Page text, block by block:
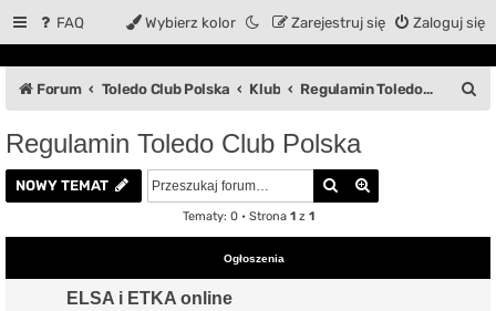
FAQ Zaloguj się
Zarejestruj się
Wybierz kolor
Forum Toledo Club Polska Klub Regulamin Toledo Club Polska
Regulamin Toledo Club Polska
NOWY TEMAT Szukaj
Tematy: 0 • Strona 1z 1
Ogłoszenia
ELSA i ETKA online